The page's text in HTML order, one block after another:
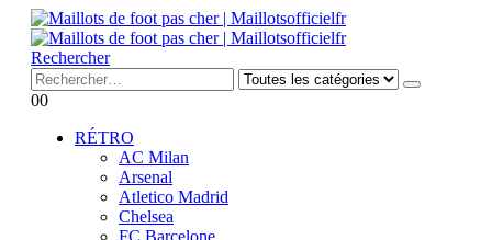
Rechercher
00
RÉTRO
AC Milan
Arsenal
Atletico Madrid
Chelsea
FC Barcelone